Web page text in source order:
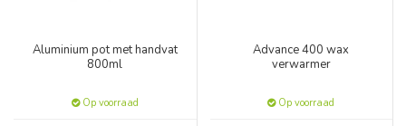
Aluminium pot met handvat
800ml
Op voorraad
Advance 400 wax
verwarmer
Op voorraad